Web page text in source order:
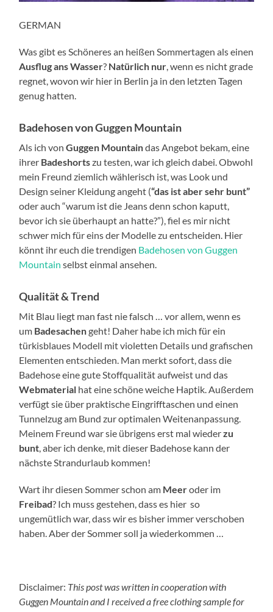
GERMAN
Was gibt es Schöneres an heißen Sommertagen als einen
Ausflug ans Wasser? Natürlich nur , wenn es nicht grade
regnet, wovon wir hier in Berlin ja in den letzten Tagen
genug hatten.
Badehosen von Guggen Mountain
Als ich vonGuggen Mountaindas Angebot bekam, eine
ihrer Badeshortszu testen, war ich gleich dabei. Obwohl
mein Freund ziemlich wählerisch ist, was Look und
Design seiner Kleidung angeht (“das ist aber sehr bunt”
oder auch “warum ist die Jeans denn schon kaputt,
bevor ich sie überhaupt an hatte?”), fiel es mir nicht
schwer mich für eins der Modelle zu entscheiden. Hier
könnt ihr euch die trendigen Badehosen von Guggen
Mountainselbst einmal ansehen.
Qualität & Trend
Mit Blau liegt man fast nie falsch … vor allem, wenn es
um Badesachengeht! Daher habe ich mich für ein
türkisblaues Modell mit violetten Details und grafischen
Elementen entschieden. Man merkt sofort, dass die
Badehose eine gute Stoffqualität aufweist und das
Webmaterial hat eine schöne weiche Haptik. Außerdem
verfügt sie über praktische Eingrifftaschen und einen
Tunnelzug am Bund zur optimalen Weitenanpassung.
Meinem Freund war sie übrigens erst mal wiederzu
bunt , aber ich denke, mit dieser Badehose kann der
nächste Strandurlaub kommen!
Wart ihr diesen Sommer schon am Meeroder im
Freibad? Ich muss gestehen, dass es hier so
ungemütlich war, dass wir es bisher immer verschoben
haben. Aber der Sommer soll ja wiederkommen …
Disclaimer: This post was written in cooperation with
Guggen Mountain and I received a free clothing sample for